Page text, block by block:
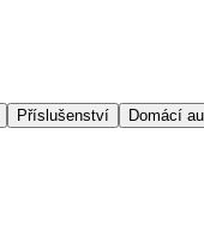
Příslušenství Domácí